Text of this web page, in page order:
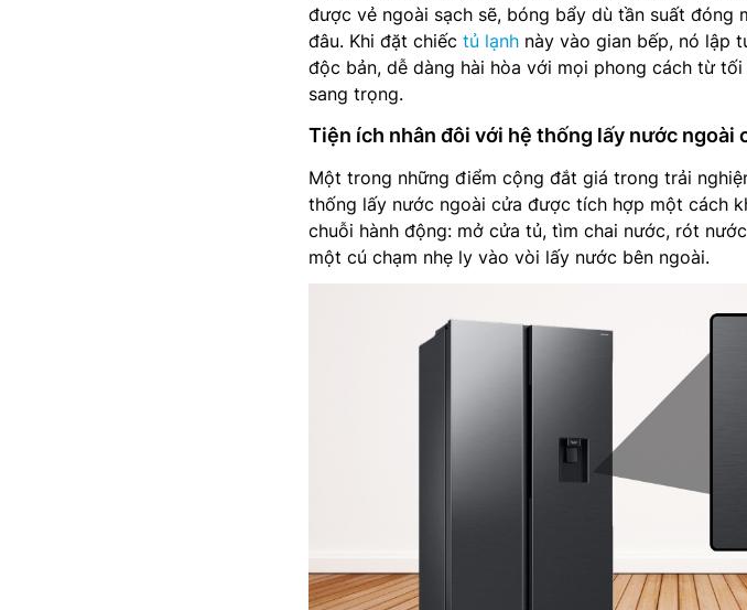
được vẻ ngoài sạch sẽ, bóng bẩy dù tần suất đóng
đâu. Khi đặt chiếc tủ lạnh này vào gian bếp, nó lập
độc bản, dễ dàng hài hòa với mọi phong cách từ
sang trọng.
Tiện ích nhân đôi với hệ thống lấy nước ngoài
Một trong những điểm cộng đắt giá trong trải
thống lấy nước ngoài cửa được tích hợp một cách
chuỗi hành động: mở cửa tủ, tìm chai nước, rót
một cú chạm nhẹ ly vào vòi lấy nước bên ngoài.